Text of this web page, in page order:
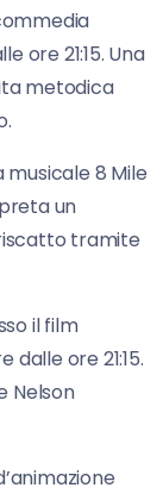
ore 21:15. Una
metodica
8 Mile
un
tramite
il film
dalle ore 21:15.
Nelson